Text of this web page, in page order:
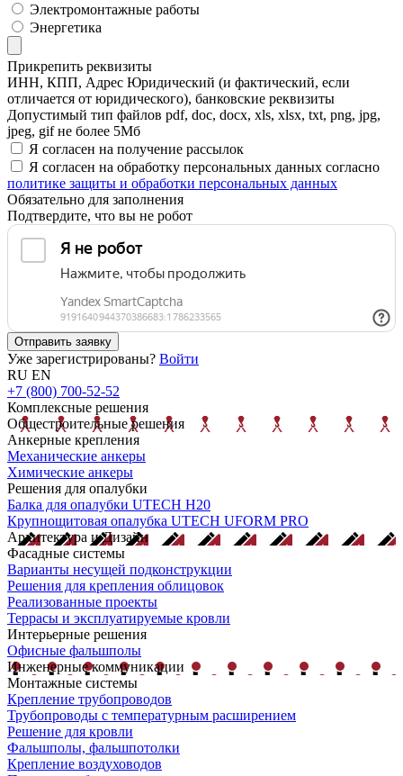
Электромонтажные работы
Энергетика
Прикрепить реквизиты
ИНН, КПП, Адрес Юридический (и фактический, если
отличается от юридического), банковские реквизиты
Допустимый тип файлов pdf, doc, docx, xls, xlsx, txt, png, jpg,
jpeg, gif не более 5Мб
Я согласен на получение рассылок
Я согласен на обработку персональных данных согласно
политике защиты и обработки персональных данных
Обязательно для заполнения
Подтвердите, что вы не робот
Отправить заявку
Уже зарегистрированы? Войти
RU EN
+7 (800) 700-52-52
Комплексные решения
Общестроительные решения
Анкерные крепления
Механические анкеры
Химические анкеры
Решения для опалубки
Балка для опалубки UTECH H20
Крупнощитовая опалубка UTECH UFORM PRO
Архитектура и Дизайн
Фасадные системы
Варианты несущей подконструкции
Решения для крепления облицовок
Реализованные проекты
Террасы и эксплуатируемые кровли
Интерьерные решения
Офисные фальшполы
Инженерные коммуникации
Монтажные системы
Крепление трубопроводов
Трубопроводы с температурным расширением
Решение для кровли
Фальшполы, фальшпотолки
Крепление воздуховодов